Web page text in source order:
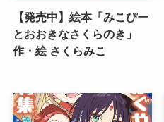
【発売中】絵本「みこぴー
とおおきなさくらのき」
作・絵 さくらみこ